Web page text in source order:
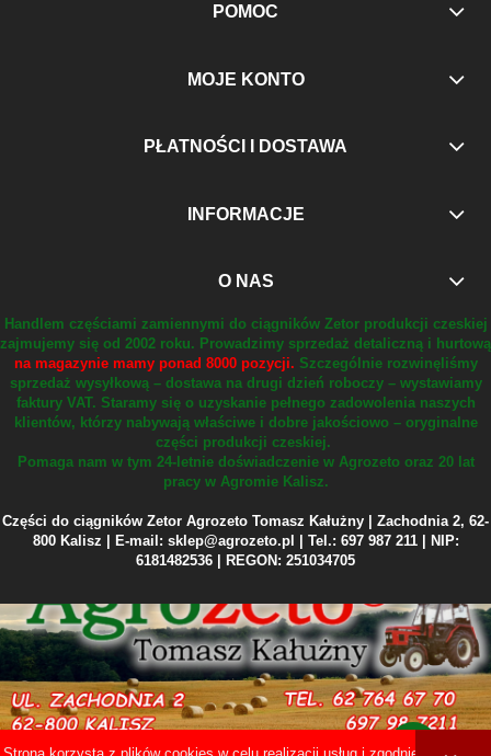
POMOC
MOJE KONTO
PŁATNOŚCI I DOSTAWA
INFORMACJE
O NAS
Handlem częściami zamiennymi do ciągników Zetor produkcji czeskiej
zajmujemy się od 2002 roku. Prowadzimy sprzedaż detaliczną i hurtową
na magazynie mamy ponad 8000 pozycji. Szczególnie rozwinęliśmy
sprzedaż wysyłkową – dostawa na drugi dzień roboczy – wystawiamy
faktury VAT. Staramy się o uzyskanie pełnego zadowolenia naszych
klientów, którzy nabywają właściwe i dobre jakościowo – oryginalne
części produkcji czeskiej.
Pomaga nam w tym 24-letnie doświadczenie w Agrozeto oraz 20 lat
pracy w Agromie Kalisz.
Części do ciągników Zetor Agrozeto Tomasz Kałużny | Zachodnia 2, 62-
800 Kalisz | E-mail: sklep@agrozeto.pl | Tel.: 697 987 211 | NIP:
6181482536 | REGON: 251034705